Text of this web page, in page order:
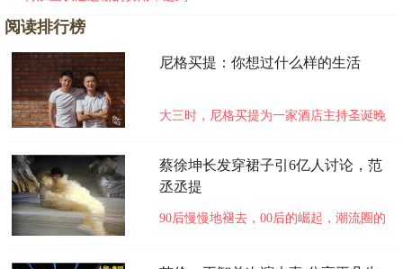
阅读排行榜
尼格买提：你想过什么样的生活
大三时，尼格买提为一家酒店主持圣诞晚
光从窗口透出。他想，北京那么大，如果
哪一天有一扇窗户里的灯光属于自己该多
好，哪怕是租来的。 毕业后，尼格买提
进入央视工作，在木樨地附
蔡徐坤长发穿裙子引6亿人讨论，范
丞丞提
90后慢慢地褪去，00后的崛起，潮流圈的